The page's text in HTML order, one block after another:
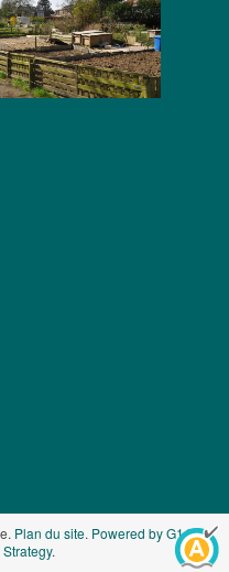
Plan du site. Powered by G1.be -
.